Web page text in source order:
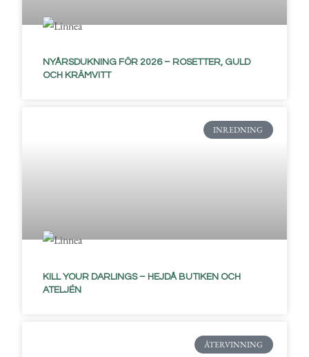
NYÅRSDUKNING FÖR 2026 – ROSETTER, GULD
OCH KRÄMVITT
INREDNING
KILL YOUR DARLINGS – HEJDÅ BUTIKEN OCH
ATELJÉN
ÅTERVINNING